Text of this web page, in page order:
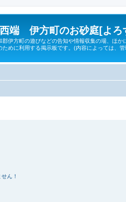
端 伊方町のお砂庭[よろ
郡伊方町の遊びなどの告知や情報収集の場、ほ
ために利用する掲示板です。(内容によっては、
ん！